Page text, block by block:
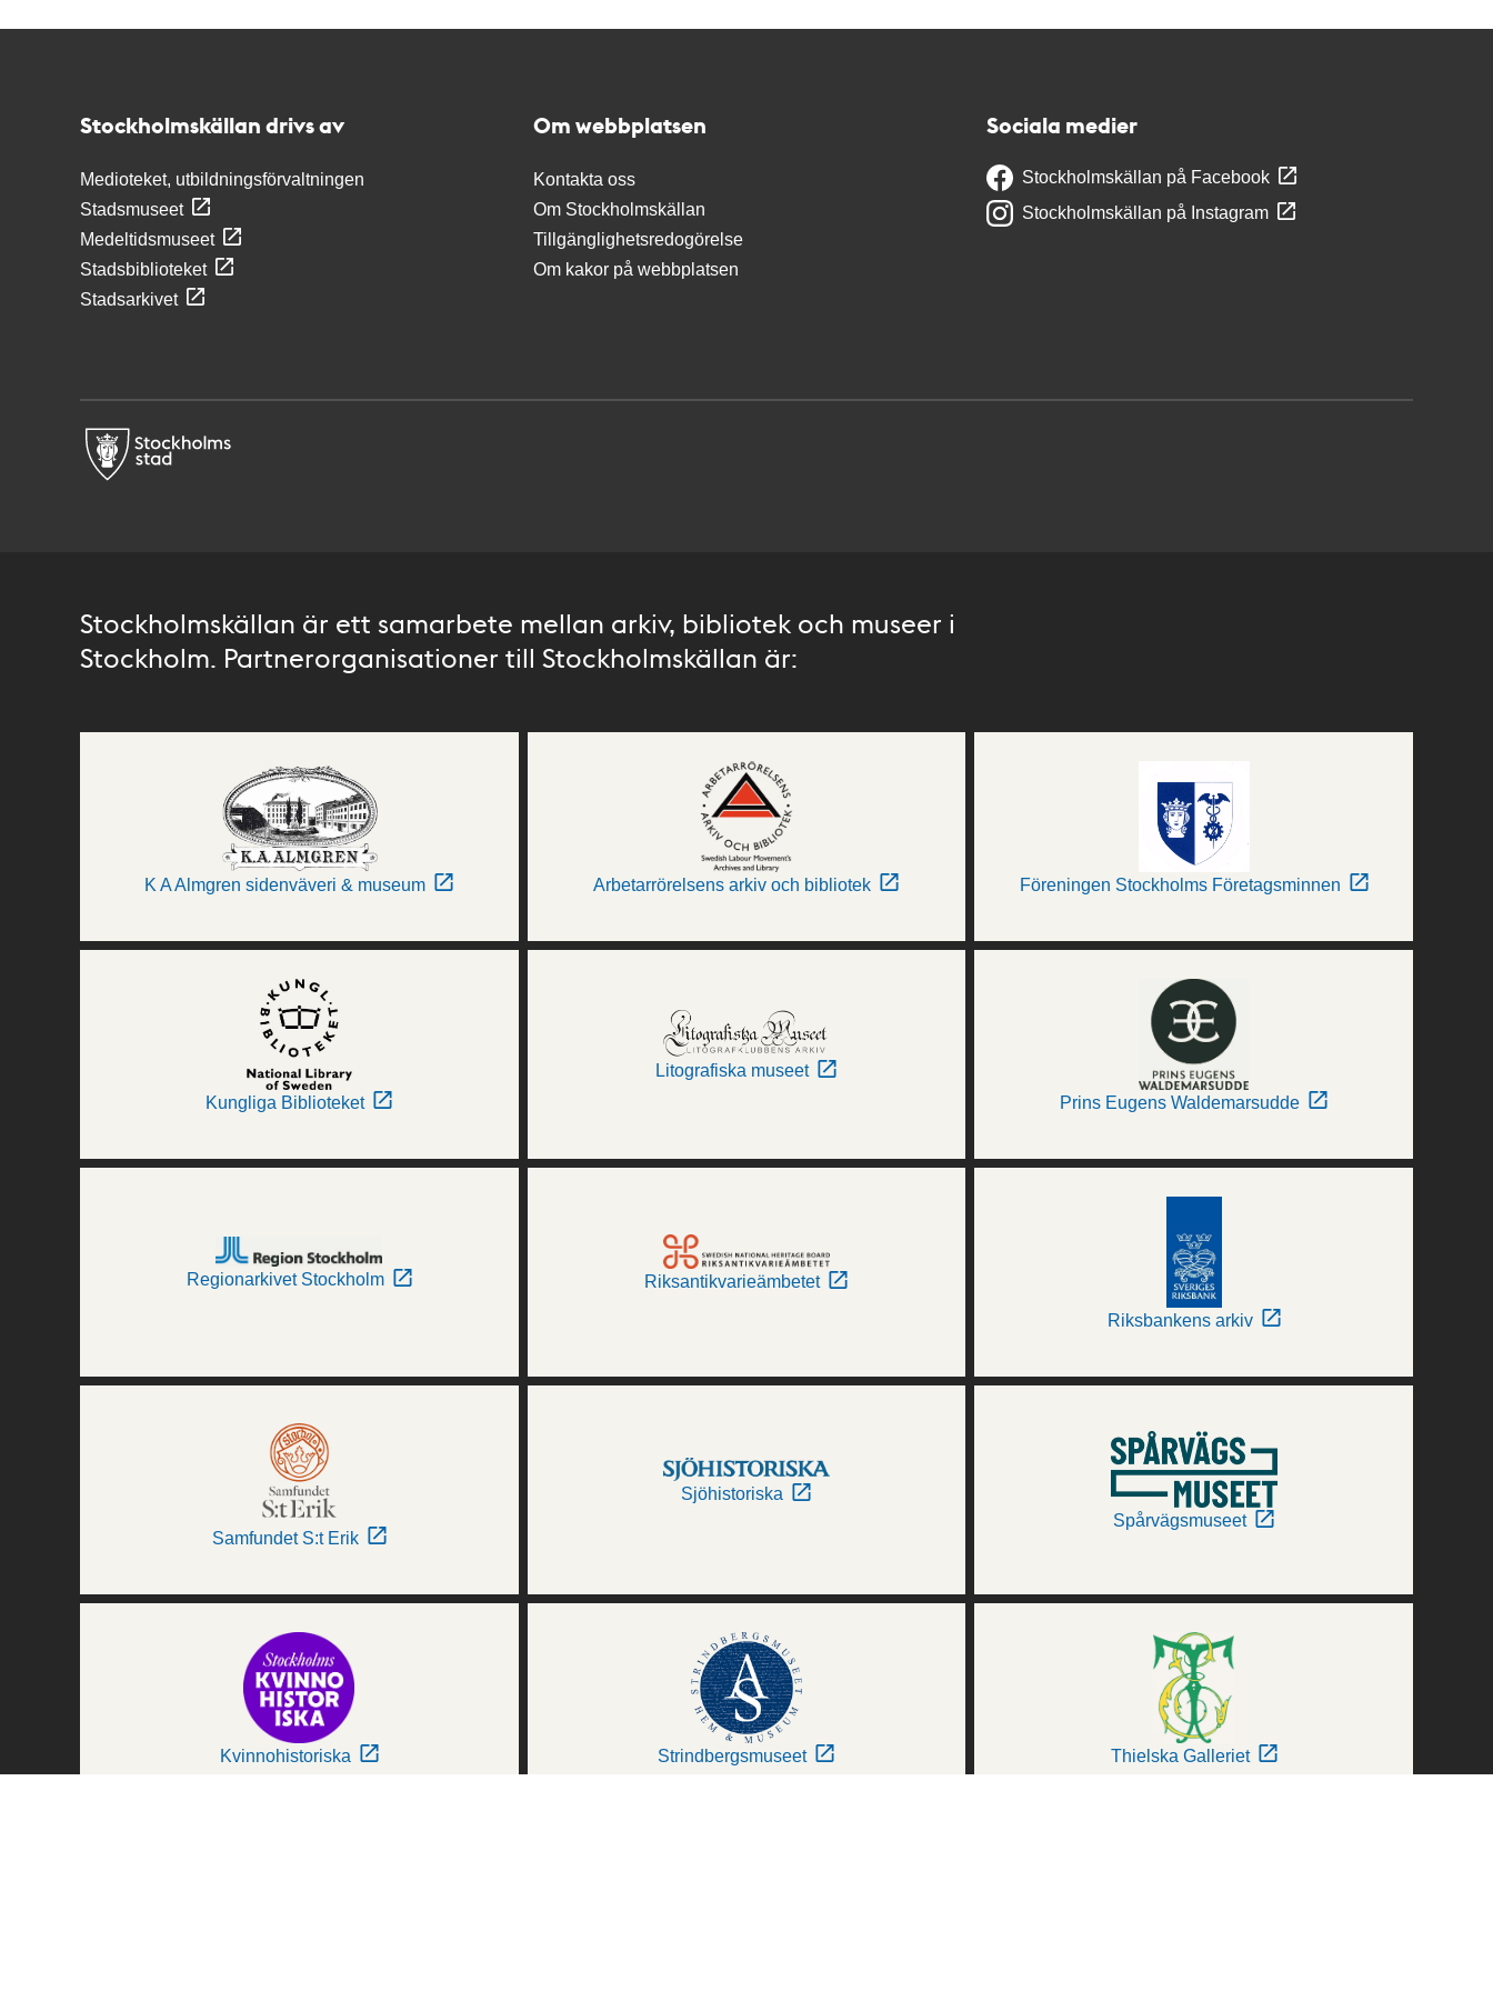
Stockholmskällan drivs av
Medioteket, utbildningsförvaltningen
Stadsmuseet
Medeltidsmuseet
Stadsbiblioteket
Stadsarkivet
Om webbplatsen
Kontakta oss
Om Stockholmskällan
Tillgänglighetsredogörelse
Om kakor på webbplatsen
Sociala medier
Stockholmskällan på Facebook
Stockholmskällan på Instagram
Stockholmskällan är ett samarbete mellan arkiv, bibliotek och museer i
Stockholm. Partnerorganisationer till Stockholmskällan är:
K A Almgren sidenväveri & museum Arbetarrörelsens arkiv och bibliotek Föreningen Stockholms Företagsminnen
Kungliga Biblioteket
Litografiska museet
Prins Eugens Waldemarsudde
Regionarkivet Stockholm Riksantikvarieämbetet
Riksbankens arkiv
Samfundet S:t Erik
Sjöhistoriska
Spårvägsmuseet
Kvinnohistoriska Strindbergsmuseet Thielska Galleriet